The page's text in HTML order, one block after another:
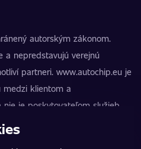
autorským zákonom.
a nepredstavujú verejnú
partneri. www.autochip.eu je
klientom a
je poskytovateľom služieb.
známka Petra Kučeru.